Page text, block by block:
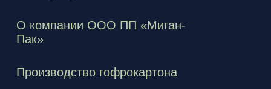
О компании ООО ПП «Миган-
Пак»
Производство гофрокартона